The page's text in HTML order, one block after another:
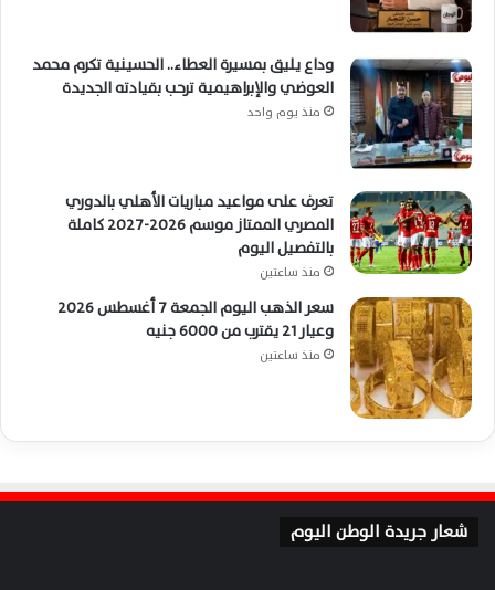
وداع يليق بمسيرة العطاء.. الحسينية تكرم محمد
العوضي والإبراهيمية ترحب بقيادته الجديدة
منذ يوم واحد
تعرف على مواعيد مباريات الأهلي بالدوري
المصري الممتاز موسم 2026-2027 كاملة
بالتفصيل اليوم
منذ ساعتين
سعر الذهب اليوم الجمعة 7 أغسطس 2026
وعيار 21 يقترب من 6000 جنيه
منذ ساعتين
شعار جريدة الوطن اليوم